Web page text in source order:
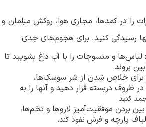
را در کمدها، مجاری هوا، روکش مبلمان و
رسیدگی کنید. برای هجوم‌های جدی:
و منسوجات را با آب داغ بشویید تا
بروند.
برای خلاص شدن از شر سوسک‌ها،
ظروف دربسته قرار دهید و آنها را به
کنید.
بردن موفقیت‌آمیز لاروها و تخم‌ها،
پارچه و فرش نفوذ کند.